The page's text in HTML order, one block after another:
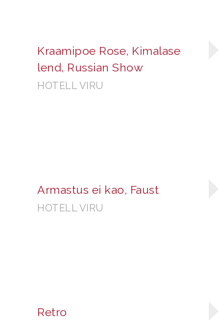
Kraamipoe Rose, Kimalase
lend, Russian Show
HOTELL VIRU
Armastus ei kao, Faust
HOTELL VIRU
Retro